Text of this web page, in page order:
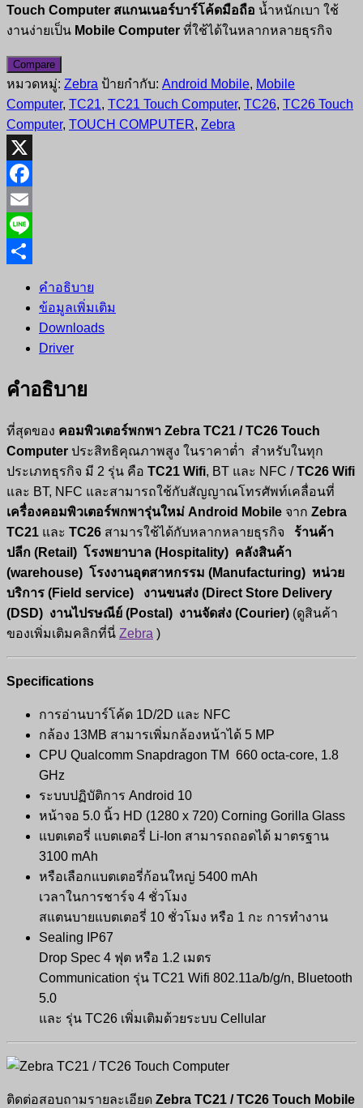
Touch Computer สแกนเนอร์บาร์โค้ดมือถือ น้ำหนักเบา ใช้
งานง่ายเป็น Mobile Computer ที่ใช้ได้ในหลากหลายธุรกิจ
Compare
หมวดหมู่: Zebra ป้ายกำกับ: Android Mobile, Mobile
Computer, TC21, TC21 Touch Computer, TC26, TC26 Touch
Computer, TOUCH COMPUTER, Zebra
X
Facebook
Email
Line
คำอธิบาย
ข้อมูลเพิ่มเติม
Downloads
Driver
คำอธิบาย
ที่สุดของ คอมพิวเตอร์พกพา Zebra TC21 / TC26 Touch
Computer ประสิทธิคุณภาพสูง ในราคาต่ำ สำหรับในทุก
ประเภทธุรกิจ มี 2 รุ่น คือ TC21 Wifi, BT และ NFC /TC26 Wifi
และ BT, NFC และสามารถใช้กับสัญญาณโทรศัพท์เคลื่อนที่
เครื่องคอมพิวเตอร์พกพารุ่นใหม่ Android Mobile จาก Zebra
TC21 และ TC26 สามารใช้ได้กับหลากหลายธุรกิจ ร้านค้า
ปลีก (Retail) โรงพยาบาล (Hospitality) คลังสินค้า
(warehouse) โรงงานอุตสาหกรรม (Manufacturing) หน่วย
บริการ (Field service) งานขนส่ง (Direct Store Delivery
(DSD) งานไปรษณีย์ (Postal) งานจัดส่ง (Courier) (ดูสินค้า
ของเพิ่มเติมคลิกที่นี่ Zebra )
Specifications
การอ่านบาร์โค้ด 1D/2D และ NFC
กล้อง 13MB สามารเพิ่มกล้องหน้าได้ 5 MP
CPU Qualcomm Snapdragon TM 660 octa-core, 1.8
GHz
ระบบปฏิบัติการ Android 10
หน้าจอ 5.0 นิ้ว HD (1280 x 720) Corning Gorilla Glass
แบตเตอรี่ แบตเตอรี่ Li-Ion สามารถถอดได้ มาตรฐาน
3100 mAh
หรือเลือกแบตเตอรี่ก้อนใหญ่ 5400 mAh
เวลาในการชาร์จ 4 ชั่วโมง
สแตนบายแบตเตอรี่ 10 ชั่วโมง หรือ 1 กะ การทำงาน
Sealing IP67
Drop Spec 4 ฟุต หรือ 1.2 เมตร
Communication รุ่น TC21 Wifi 802.11a/b/g/n, Bluetooth
5.0
และ รุ่น TC26 เพิ่มเติมด้วยระบบ Cellular
ติดต่อสอบถามรายละเอียด Zebra TC21 / TC26 Touch Mobile